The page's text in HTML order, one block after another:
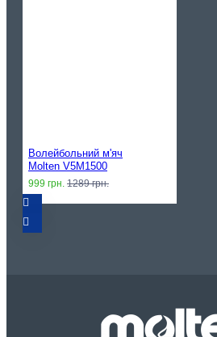
Волейбольний м'яч
Molten V5M1500
999 грн. 1289 грн.